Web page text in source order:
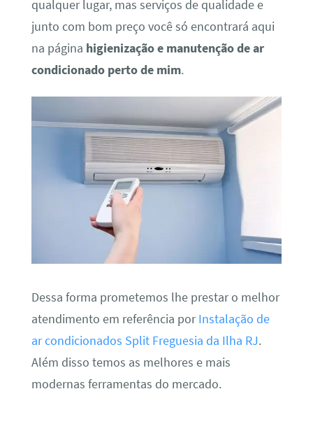
qualquer lugar, mas serviços de qualidade e
junto com bom preço você só encontrará aqui
na página higienização e manutenção de ar
condicionado perto de mim.
Dessa forma prometemos lhe prestar o melhor
atendimento em referência porInstalação de
ar condicionados Split Freguesia da Ilha RJ.
Além disso temos as melhores e mais
modernas ferramentas do mercado.